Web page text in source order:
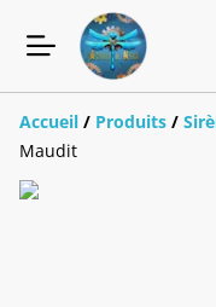
Accueil / Produits /
Maudit